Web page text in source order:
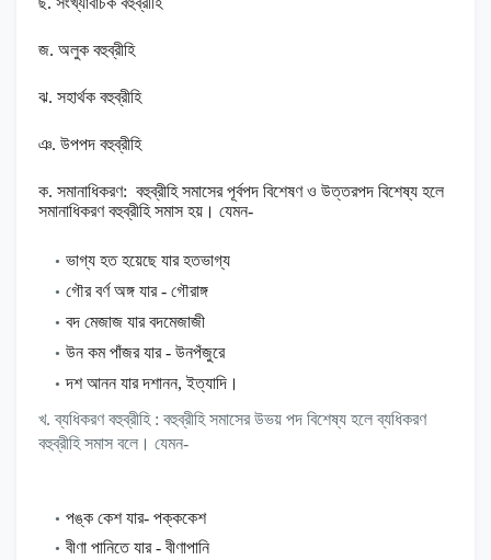
জ. অলুক বহুব্রীহি
ঝ. সহার্থক বহুব্রীহি
ঞ. উপপদ বহুব্রীহি
ক. সমানাধিকরণ: বহুব্রীহি সমাসের পূর্বপদ বিশেষণ ও উত্তরপদ বিশেষ্য হলে
সমানাধিকরণ বহুব্রীহি সমাস হয়। যেমন-
ভাগ্য হত হয়েছে যার হতভাগ্য
গৌর বর্ণ অঙ্গ যার - গৌরাঙ্গ
বদ মেজাজ যার বদমেজাজী
উন কম পাঁজর যার - উনপঁজুরে
দশ আনন যার দশানন, ইত্যাদি।
খ. ব্যধিকরণ বহুব্রীহি : বহুব্রীহি সমাসের উভয় পদ বিশেষ্য হলে ব্যধিকরণ
বহুব্রীহি সমাস বলে। যেমন-
পঙ্ক কেশ যার- পক্ককেশ
বীণা পানিতে যার - বীণাপানি